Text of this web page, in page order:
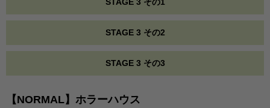
STAGE 3 その2
STAGE 3 その3
【NORMAL】ホラーハウス